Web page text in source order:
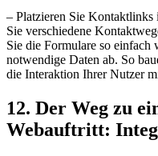
– Platzieren Sie Kontaktlinks
Sie verschiedene
Sie die Formulare so
notwendige Daten ab. So
die Interaktion Ihrer Nutzer
12. Der Weg zu
Webauftritt: